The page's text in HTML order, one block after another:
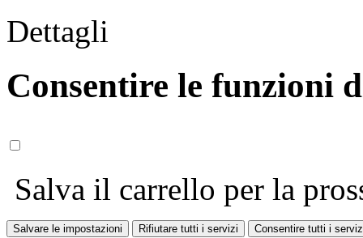
Dettagli
Consentire le funzioni
Salva il carrello per la
Salvare le impostazioni Rifiutare tutti i servizi Consentire tutti i